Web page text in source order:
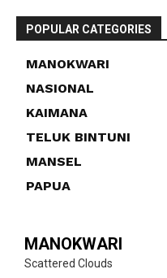
POPULAR CATEGORIES
MANOKWARI
NASIONAL
KAIMANA
TELUK BINTUNI
MANSEL
PAPUA
MANOKWARI
Scattered Clouds